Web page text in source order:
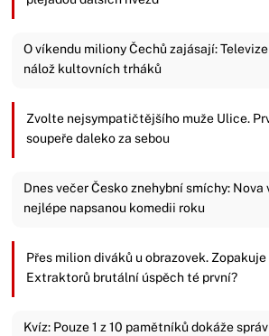
O víkendu miliony Čechů zajásají:
nálož kultovních trháků
Zvolte nejsympatičtějšího muže Ulice.
soupeře daleko za sebou
Dnes večer Česko znehybní smíchy: Nova
nejlépe napsanou komedii roku
Přes milion diváků u obrazovek. Zopakuje
Extraktorů brutální úspěch té první?
Kvíz: Pouze 1 z 10 pamětníků dokáže